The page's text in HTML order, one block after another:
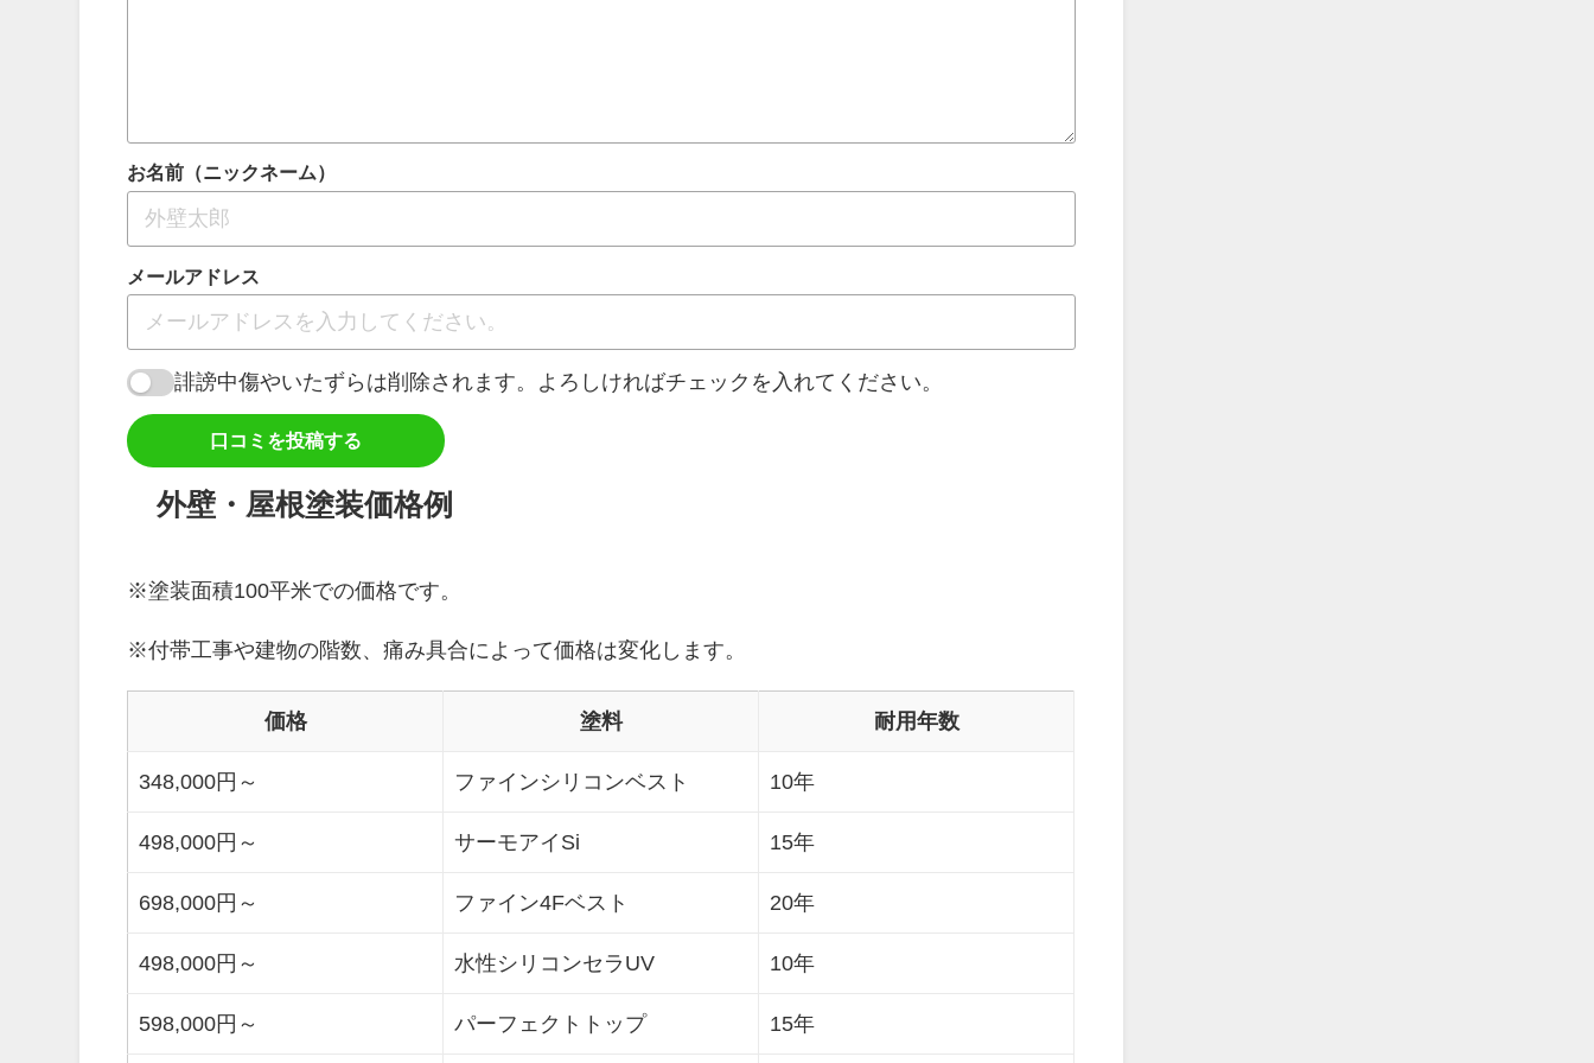
お名前（ニックネーム）
メールアドレス
誹謗中傷やいたずらは削除されます。よろしければチェックを入れてください。
口コミを投稿する
外壁・屋根塗装価格例
※塗装面積100平米での価格です。
※付帯工事や建物の階数、痛み具合によって価格は変化します。
価格 塗料 耐用年数
348,000円～ ファインシリコンベスト 10年
498,000円～ サーモアイSi 15年
698,000円～ ファイン4Fベスト 20年
498,000円～ 水性シリコンセラUV 10年
598,000円～ パーフェクトトップ 15年